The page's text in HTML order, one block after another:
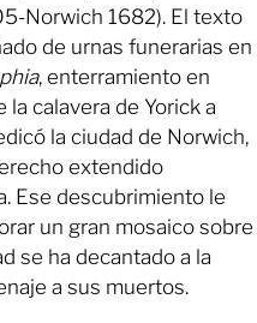
Norwich 1682). El texto
de urnas funerarias en
, enterramiento en
la calavera de Yorick a
la ciudad de Norwich,
extendido
Ese descubrimiento le
un gran mosaico sobre
se ha decantado a la
a sus muertos.